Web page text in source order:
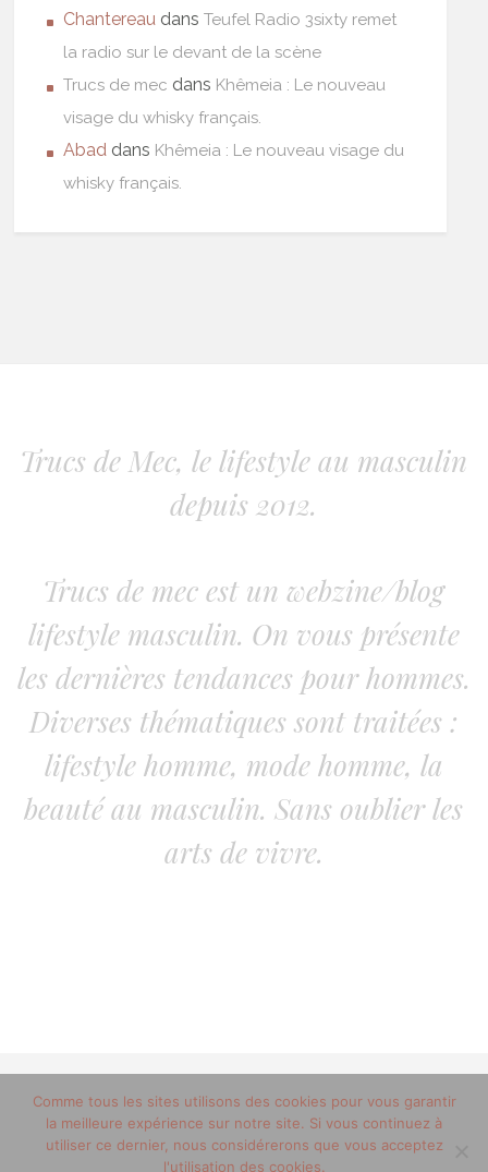
Chantereau dansTeufel Radio 3sixty remet
la radio sur le devant de la scène
Trucs de mec dans Khêmeia : Le nouveau
visage du whisky français.
Abad dans Khêmeia : Le nouveau visage du
whisky français.
Trucs de Mec, le lifestyle au masculin
depuis 2012.
Trucs de mec est un webzine/blog
lifestyle masculin. On vous présente
les dernières tendances pour hommes.
Diverses thématiques sont traitées :
lifestyle homme, mode homme, la
beauté au masculin. Sans oublier les
arts de vivre.
© 2012-2020 copyright trucsdemec.fr - blog lifestyle
masculin/Tous droits réservés
Mentions Légales
Comme tous les sites utilisons des cookies pour vous garantir
la meilleure expérience sur notre site. Si vous continuez à
utiliser ce dernier, nous considérerons que vous acceptez
l'utilisation des cookies.